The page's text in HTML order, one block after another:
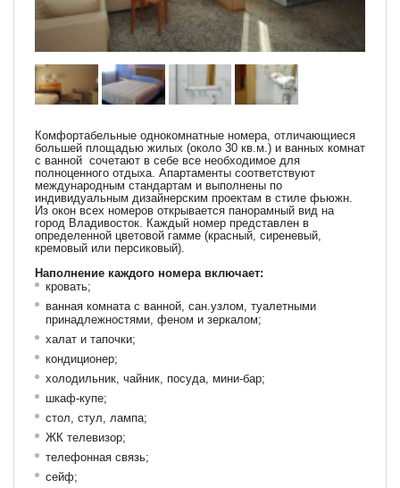
Комфортабельные однокомнатные номера, отличающиеся
большей площадью жилых (около 30 кв.м.) и ванных комнат
с ванной сочетают в себе все необходимое для
полноценного отдыха. Апартаменты соответствуют
международным стандартам и выполнены по
индивидуальным дизайнерским проектам в стиле фьюжн.
Из окон всех номеров открывается панорамный вид на
город Владивосток. Каждый номер представлен в
определенной цветовой гамме (красный, сиреневый,
кремовый или персиковый).
Наполнение каждого номера включает:
кровать;
ванная комната с ванной, сан.узлом, туалетными
принадлежностями, феном и зеркалом;
халат и тапочки;
кондиционер;
холодильник, чайник, посуда, мини-бар;
шкаф-купе;
стол, стул, лампа;
ЖК телевизор;
телефонная связь;
сейф;